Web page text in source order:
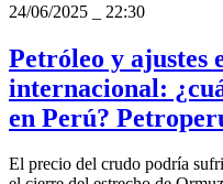
24/06/2025
22:30
Petróleo y ajustes
internacional:
en Perú?
El precio del crudo podría